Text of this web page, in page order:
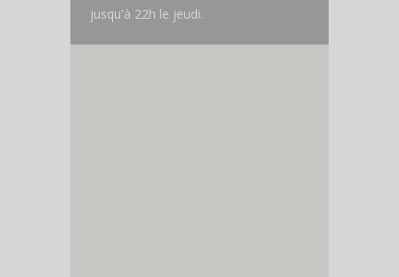
jusqu'à 22h le jeudi.